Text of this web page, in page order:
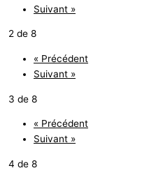
Suivant »
2 de 8
« Précédent
Suivant »
3 de 8
« Précédent
Suivant »
4 de 8